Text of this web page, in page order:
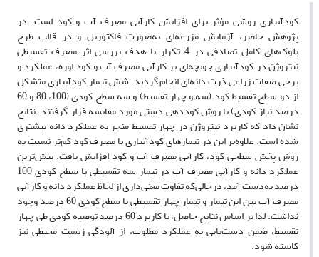
کودآبیاری روشی مؤثر برای افزایش کارآیی مصرف آب و کود است. در
پژوهش حاضر، آزمایش‌ مزرعه‌ای به‌صورت فاکتوریل و در قالب طرح
بلوک‌های کامل تصادفی در 4 تکرار با هدف بررسی اثر مصرف تقسیطی
نیتروژن در کودآبیاری جویچه‌ای بر کارآیی مصرف آب و کود اوره، عملکرد و
برخی صفات زراعی ذرت دانه‌ای انجام گردید. شش تیمار کودآبیاری متشکل
از دو سطح تقسیط کود (سه و چهار تقسیط) و سه سطح کودی (100، 80 و 60
درصد نیاز کودی) با روش کوددهی دستی مورد مقایسه قرار گرفتند. نتایج
نشان داد که کاربرد نیتروژن در چهار تقسیط منجر به عملکرد دانه بیشتری
شده است. علاوه‌بر این در تیمارهای کودآبیاری با مصرف کود کم‌تر نسبت به
روش پخش سطحی کود، کارآیی مصرف آب و کود افزایش یافت. بیش‌ترین
عملکرد دانه و کارآیی مصرف آب در تیمار سه تقسیطی با سطح کودی 100
درصد به‌دست آمد، درحالی‌که تفاوت معنی‌داری از لحاظ عملکرد دانه و کارآیی
مصرف آب بین این تیمار و تیمار چهار تقسیطی با سطح کودی 60 درصد وجود
نداشت. لذا بر اساس نتایج حاصل، با کاربرد 60 درصد توصیه کودی طی چهار
تقسیط، ضمن دست‌یابی به عملکرد مطلوب، از آلودگی زیست محیطی نیز
کاسته شود.